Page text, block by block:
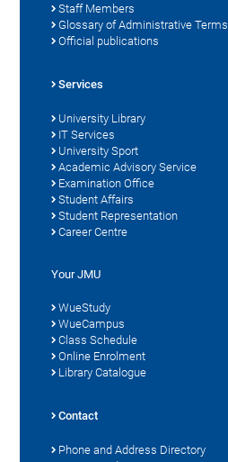
Staff Members
Glossary of Administrative Terms
Official publications
Services
University Library
IT Services
University Sport
Academic Advisory Service
Examination Office
Student Affairs
Student Representation
Career Centre
Your JMU
WueStudy
WueCampus
Class Schedule
Online Enrolment
Library Catalogue
Contact
Phone and Address Directory